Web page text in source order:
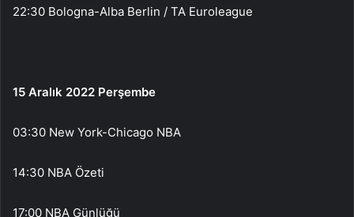
22:30 Bologna-Alba Berlin / TA Euroleague
15 Aralık 2022 Perşembe
03:30 New York-Chicago NBA
14:30 NBA Özeti
17:00 NBA Günlüğü